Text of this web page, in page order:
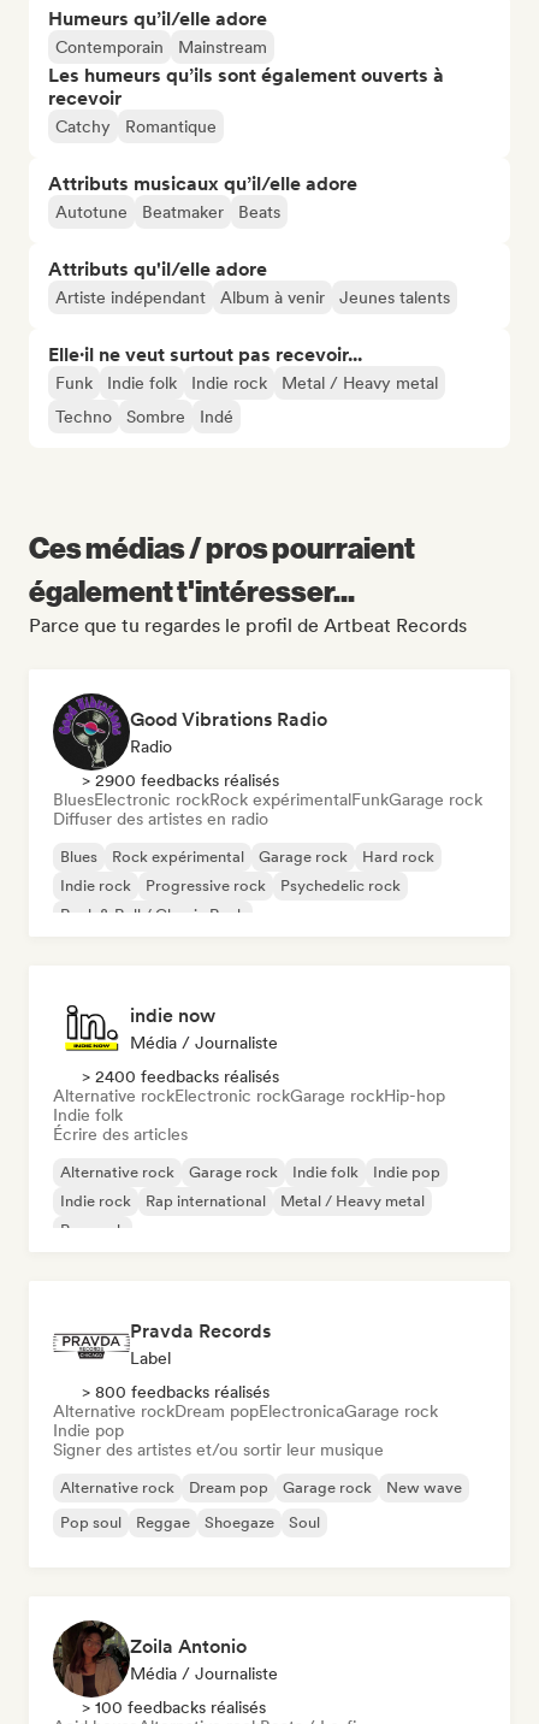
Humeurs qu’il/elle adore
Contemporain Mainstream
Les humeurs qu’ils sont également ouverts à
recevoir
Catchy Romantique
Attributs musicaux qu’il/elle adore
Autotune Beatmaker Beats
Attributs qu'il/elle adore
Artiste indépendant Album à venir Jeunes talents
Elle·il ne veut surtout pas recevoir...
Funk Indie folk Indie rock
Metal / Heavy metal
Techno
Sombre Indé
Ces médias / pros pourraient
également t'intéresser...
Parce que tu regardes le profil de Artbeat Records
Good Vibrations Radio
Radio
> 2900 feedbacks réalisés
BluesElectronic rockRock expérimentalFunkGarage rock
Diffuser des artistes en radio
Blues Rock expérimental Garage rock
Hard rock
Indie rock
Progressive rock
Psychedelic rock
Rock & Roll / Classic Rock
indie now
Média / Journaliste
> 2400 feedbacks réalisés
Alternative rockElectronic rockGarage rockHip-hop
Indie folk
Écrire des articles
Alternative rock Garage rock Indie folk
Indie pop
Indie rock
Rap international
Metal / Heavy metal
Pop rock
Pravda Records
Label
> 800 feedbacks réalisés
Alternative rockDream popElectronicaGarage rock
Indie pop
Signer des artistes et/ou sortir leur musique
Alternative rock Dream pop Garage rock
New wave
Pop soul
Reggae Shoegaze Soul
Zoila Antonio
Média / Journaliste
> 100 feedbacks réalisés